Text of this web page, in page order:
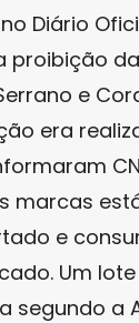
Diário
proibição
e
era
marcas
e
Um
segundo a